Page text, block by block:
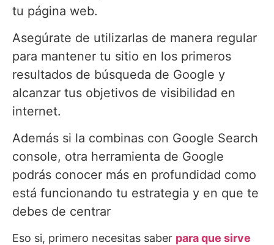
tu página web.
Asegúrate de utilizarlas de manera regular
para mantener tu sitio en los primeros
resultados de búsqueda de Google y
alcanzar tus objetivos de visibilidad en
internet.
Además si la combinas con Google Search
console, otra herramienta de Google
podrás conocer más en profundidad como
está funcionando tu estrategia y en que te
debes de centrar
Eso si, primero necesitas saber para que sirve